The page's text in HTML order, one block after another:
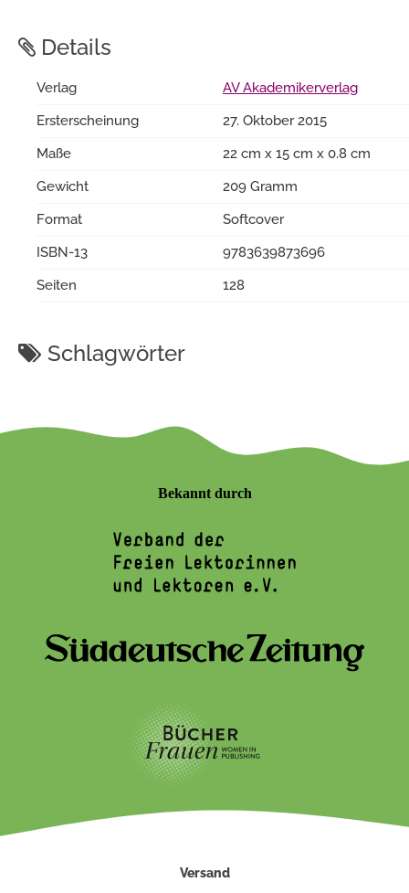
Details
Verlag
AV Akademikerverlag
Ersterscheinung
27. Oktober 2015
Maße
22 cm x 15 cm x 0.8 cm
Gewicht
209 Gramm
Format
Softcover
ISBN-13
9783639873696
Seiten
128
Schlagwörter
Bekannt durch
Versand